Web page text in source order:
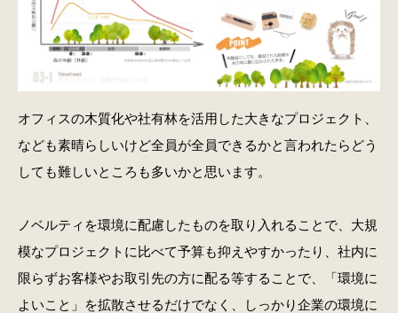
オフィスの木質化や社有林を活用した大きなプロジェクト、
なども素晴らしいけど全員が全員できるかと言われたらどう
しても難しいところも多いかと思います。
ノベルティを環境に配慮したものを取り入れることで、大規
模なプロジェクトに比べて予算も抑えやすかったり、社内に
限らずお客様やお取引先の方に配る等することで、「環境に
よいこと」を拡散させるだけでなく、しっかり企業の環境に